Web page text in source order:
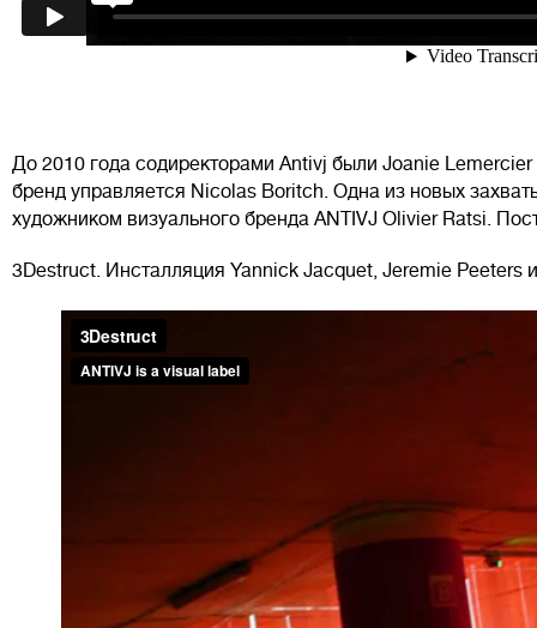
До 2010 года содиректорами Antivj были Joanie
бренд управляется Nicolas Boritch. Одна из новых
художником визуального бренда ANTIVJ Olivier Ratsi.
3Destruct. Инсталляция Yannick Jacquet, Jeremie Peeters